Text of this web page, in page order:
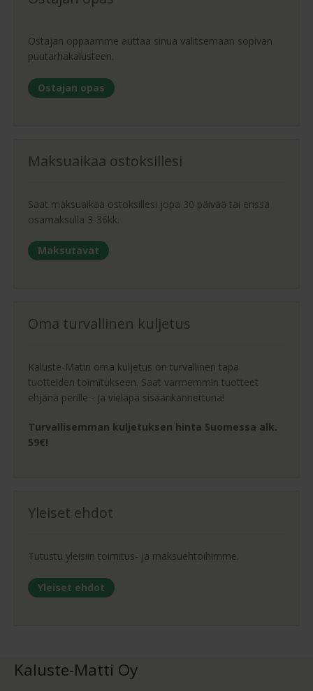
Ostajan oppaamme auttaa sinua valitsemaan sopivan
puutarhakalusteen.
Ostajan opas
Maksuaikaa ostoksillesi
Saat maksuaikaa ostoksillesi jopa 30 päivää tai erissä
osamaksulla 3-36kk.
Maksutavat
Oma turvallinen kuljetus
Kaluste-Matin oma kuljetus on turvallinen tapa
tuotteiden toimitukseen. Saat varmemmin tuotteet
ehjänä perille - ja vieläpä sisäänkannettuna!
Turvallisemman kuljetuksen hinta Suomessa alk.
59€!
Yleiset ehdot
Tutustu yleisiin toimitus- ja maksuehtoihimme.
Yleiset ehdot
Kaluste-Matti Oy